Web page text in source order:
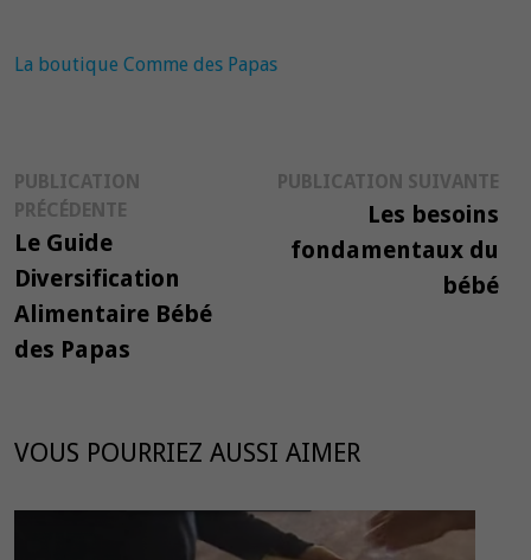
La boutique Comme des Papas
Navigation
de
l’article
PUBLICATION
PRÉCÉDENTE
Le Guide
Diversification
Alimentaire Bébé
des Papas
PUBLICATION SUIVANTE
Les besoins
fondamentaux du
bébé
VOUS POURRIEZ AUSSI AIMER